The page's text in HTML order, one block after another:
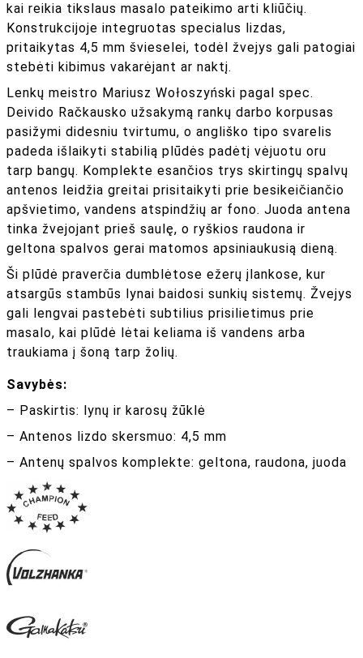
kai reikia tikslaus masalo pateikimo arti kliūčių.
Konstrukcijoje integruotas specialus lizdas,
pritaikytas 4,5 mm švieselei, todėl žvejys gali patogiai
stebėti kibimus vakarėjant ar naktį.
Lenkų meistro Mariusz Wołoszyński pagal spec.
Deivido Račkausko užsakymą rankų darbo korpusas
pasižymi didesniu tvirtumu, o angliško tipo svarelis
padeda išlaikyti stabilią plūdės padėtį vėjuotu oru
tarp bangų. Komplekte esančios trys skirtingų spalvų
antenos leidžia greitai prisitaikyti prie besikeičiančio
apšvietimo, vandens atspindžių ar fono. Juoda antena
tinka žvejojant prieš saulę, o ryškios raudona ir
geltona spalvos gerai matomos apsiniaukusią dieną.
Ši plūdė praverčia dumblėtose ežerų įlankose, kur
atsargūs stambūs lynai baidosi sunkių sistemų. Žvejys
gali lengvai pastebėti subtilius prisilietimus prie
masalo, kai plūdė lėtai keliama iš vandens arba
traukiama į šoną tarp žolių.
Savybės:
– Paskirtis: lynų ir karosų žūklė
– Antenos lizdo skersmuo: 4,5 mm
– Antenų spalvos komplekte: geltona, raudona, juoda